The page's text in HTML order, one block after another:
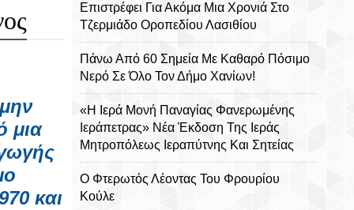
μια
και
Επιστρέφει Για Ακόμα Μια Χρονιά Στο
Τζερμιάδο Οροπεδίου Λασιθίου
Πάνω Από 60 Σημεία Με Καθαρό Πόσιμο
Νερό Σε Όλο Τον Δήμο Χανίων!
«Η Ιερά Μονή Παναγίας Φανερωμένης
Ιεράπετρας» Νέα Έκδοση Της Ιεράς
Μητροπόλεως Ιεραπύτνης Και Σητείας
Ο Φτερωτός Λέοντας Του Φρουρίου
Κούλε